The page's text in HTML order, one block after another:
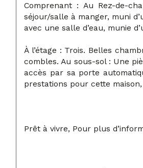
Comprenant : Au Rez-de-
séjour/salle à manger, muni
avec une salle d’eau, munie
À l’étage : Trois. Belles
combles. Au sous-sol : Une
accès par sa porte
prestations pour cette
Prêt à vivre, Pour plus